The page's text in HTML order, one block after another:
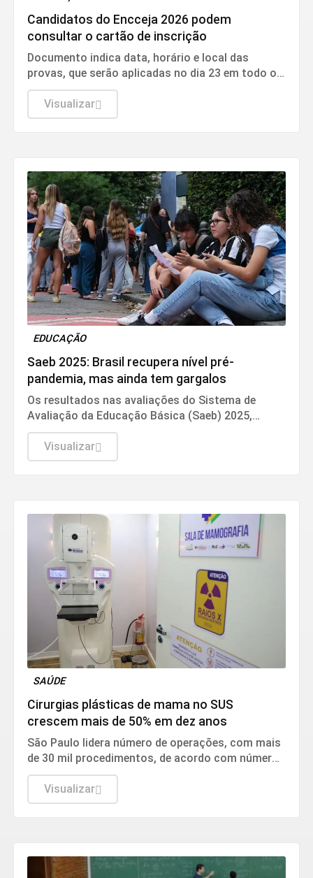
Candidatos do Encceja 2026 podem
consultar o cartão de inscrição
Documento indica data, horário e local das
provas, que serão aplicadas no dia 23 em todo o
país.
Visualizar
EDUCAÇÃO
Saeb 2025: Brasil recupera nível pré-
pandemia, mas ainda tem gargalos
Os resultados nas avaliações do Sistema de
Avaliação da Educação Básica (Saeb) 2025,
divulgados nesta quarta-feira (5) pelo Ministério
da Educação (MEC), em Brasília, mostram que,
apesar da consistente melhora dos indicadores
Visualizar
SAÚDE
Cirurgias plásticas de mama no SUS
crescem mais de 50% em dez anos
São Paulo lidera número de operações, com mais
de 30 mil procedimentos, de acordo com números
da Sociedade Brasileira de Cirurgia Plástica.
Visualizar